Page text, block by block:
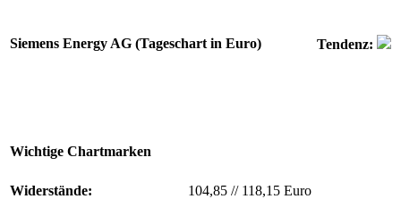
Siemens Energy AG (Tageschart in Euro) Tendenz:
Wichtige Chartmarken
Widerstände: 104,85 //118,15 Euro